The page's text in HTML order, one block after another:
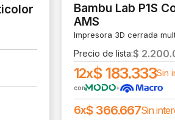
Bambu Lab P1S
AMS
Impresora 3D cerrada
Precio de lista:$
12x$183.333Sin
con +
6x$ 366.667Sin